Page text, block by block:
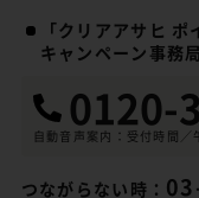
「クリアアサヒ ポ
キャンペーン事務局
0120-
自動音声案内：受付時間
つながらない時：